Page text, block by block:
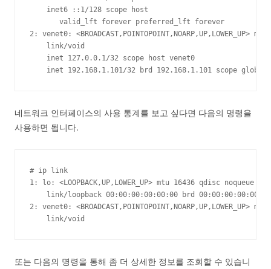
    inet6 ::1/128 scope host
       valid_lft forever preferred_lft forever
2: venet0: <BROADCAST,POINTOPOINT,NOARP,UP,LOWER_UP>
    link/void
    inet 127.0.0.1/32 scope host venet0
inet 192.168.1.101/32 brd 192.168.1.101 scope global
네트워크 인터페이스의 사용 통계를 보고 싶다면 다음의 명령을
사용하면 됩니다.
# ip link
1: lo: <LOOPBACK,UP,LOWER_UP> mtu 16436 qdisc noqueue
    link/loopback 00:00:00:00:00:00 brd 00:00:00:00:00:00
2: venet0: <BROADCAST,POINTOPOINT,NOARP,UP,LOWER_UP>
    link/void
또는 다음의 명령을 통해 좀 더 상세한 정보를 조회할 수 있습니